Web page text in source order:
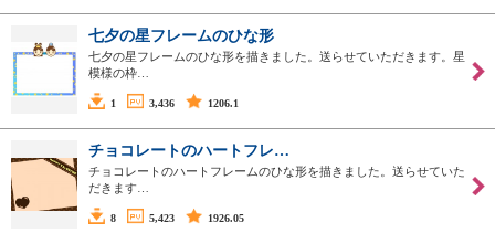
七夕の星フレームのひな形
七夕の星フレームのひな形を描きました。送らせていただきます。星
模様の枠…
1 3,436 1206.1
チョコレートのハートフレ…
チョコレートのハートフレームのひな形を描きました。送らせていた
だきます…
8 5,423 1926.05